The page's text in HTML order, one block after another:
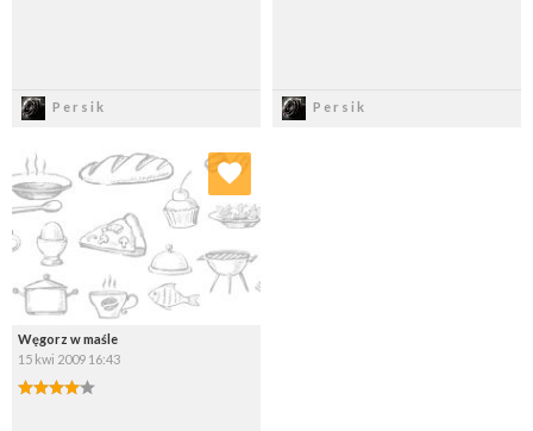
Persik Persik
Węgorz w maśle
15 kwi 2009 16:43
Dodaj do ulubionych
Wybierz listę: